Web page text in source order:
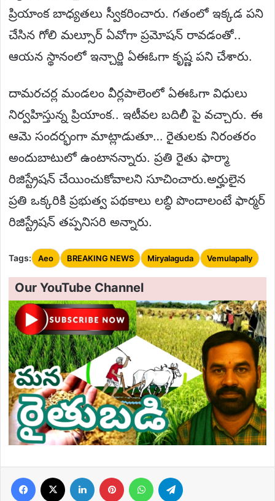
ప్రియాంక బాధ్యతలు స్వీకరించారు. గతంలో ఇక్కడ పని
చేసిన గోలి మల్సూర్ ఏవోగా ప్రమోషన్ రావడంతో..
ఆయన స్థానంలో ఇన్చార్జి ఏఈఓగా కృష్ణ పని చేశారు.
దామరచర్ల మండలం వీర్లపాలెంలో ఏఈఓగా విధులు
నిర్వహిస్తున్న ప్రియాంక.. ఇటీవల బదిలీ పై వచ్చారు. ఈ
ఆమె సందర్భంగా మాట్లాడుతూ… రైతులకు నిరంతరం
అందుబాటులో ఉంటానన్నారు. ప్రతి రైతు ఫార్మా
రిజిస్ట్రేషన్ చేయించుకోవాలని సూచించారు.అర్హులైన
ప్రతి ఒక్కరికి ప్రభుత్వ పథకాలు లబ్ధి పొందాలంటే ఫార్మర్
రిజిస్ట్రేషన్ తప్పనిసరి అన్నారు.
Tags: Aeo BREAKING NEWS Miryalaguda Vemulapally
Our YouTube Channel
Facebook LinkedIn Pinterest WhatsApp